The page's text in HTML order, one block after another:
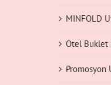
MINFOLD
Otel Buklet
Promosyon